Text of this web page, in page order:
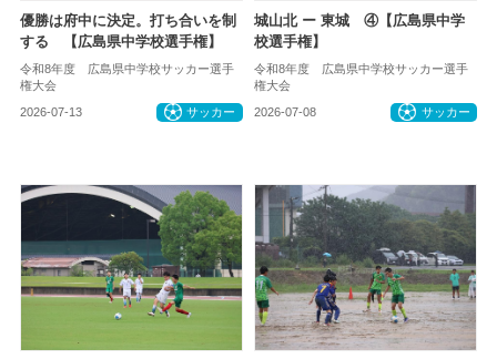
優勝は府中に決定。打ち合いを制
する 【広島県中学校選手権】
令和8年度 広島県中学校サッカー選手
権大会
2026-07-13 サッカー
城山北 ー 東城 ④【広島県中学
校選手権】
令和8年度 広島県中学校サッカー選手
権大会
2026-07-08 サッカー